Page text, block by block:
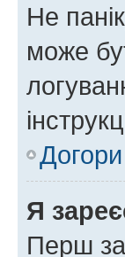
Не
може
Догори
Я
Перш за